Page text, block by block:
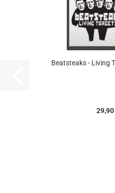
Beatsteaks - Living
29,90